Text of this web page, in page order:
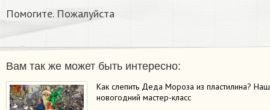
Помогите. Пожалуйста
Вам так же может быть интересно:
Как слепить Деда Мороза из пластилина? Наш
новогодний мастер-класс